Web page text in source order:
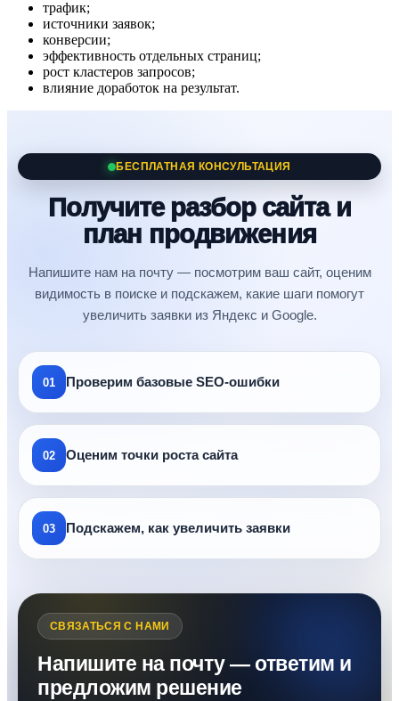
трафик;
источники заявок;
конверсии;
эффективность отдельных страниц;
рост кластеров запросов;
влияние доработок на результат.
БЕСПЛАТНАЯ КОНСУЛЬТАЦИЯ
Получите разбор сайта и
план продвижения
Напишите нам на почту — посмотрим ваш сайт, оценим
видимость в поиске и подскажем, какие шаги помогут
увеличить заявки из Яндекс и Google.
01 Проверим базовые SEO-ошибки
02 Оценим точки роста сайта
03 Подскажем, как увеличить заявки
СВЯЗАТЬСЯ С НАМИ
Напишите на почту — ответим и
предложим решение